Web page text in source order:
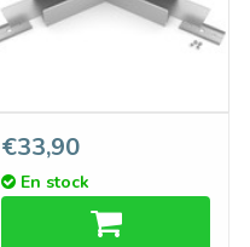
Profilé LED d'angle 120°
pour profilé LED d'angle
EVO302
€33,90
En stock